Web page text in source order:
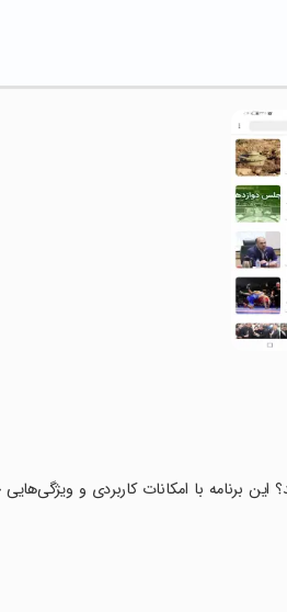
این برنامه با امکانات کاربردی و